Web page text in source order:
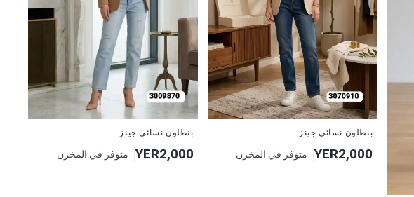
بنطلون نسائي جينز
YER2,000 متوفر في المخزن
بنطلون نسائي جينز
YER2,000 متوفر في المخزن